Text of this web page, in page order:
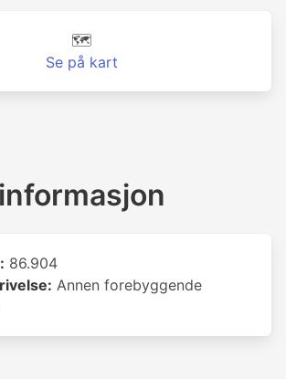
🗺️
Se på kart
86.904
Annen forebyggende